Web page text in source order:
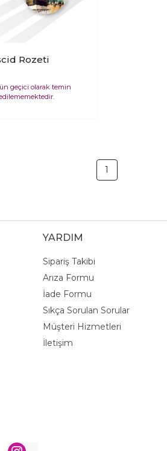
Rozeti
geçici olarak temin
1
YARDIM
Sipariş Takibi
Arıza Formu
İade Formu
Sıkça Sorulan Sorular
Müşteri Hizmetleri
İletişim